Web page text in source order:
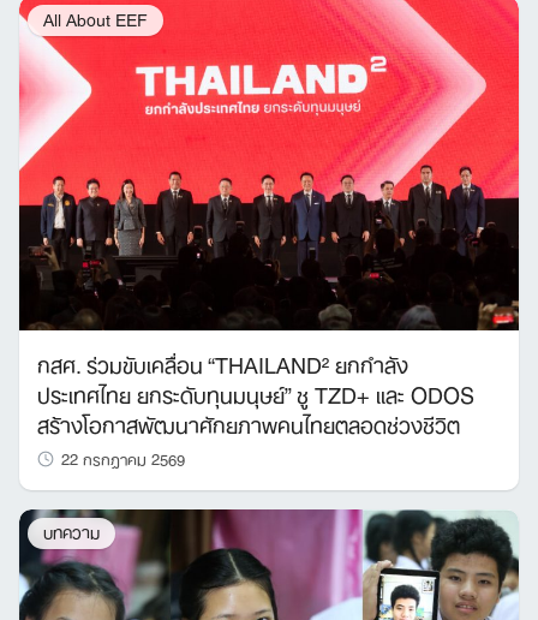
All About EEF
กสศ. ร่วมขับเคลื่อน “THAILAND² ยกกำลัง
ประเทศไทย ยกระดับทุนมนุษย์” ชู TZD+ และ ODOS
สร้างโอกาสพัฒนาศักยภาพคนไทยตลอดช่วงชีวิต
22 กรกฎาคม 2569
บทความ